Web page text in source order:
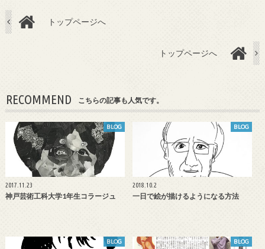
トップページへ
トップページへ
RECOMMEND こちらの記事も人気です。
BLOG
2017.11.23
神戸芸術工科大学1年生コラージュ
BLOG
2018.10.2
一日で絵が描けるようになる方法
BLOG BLOG